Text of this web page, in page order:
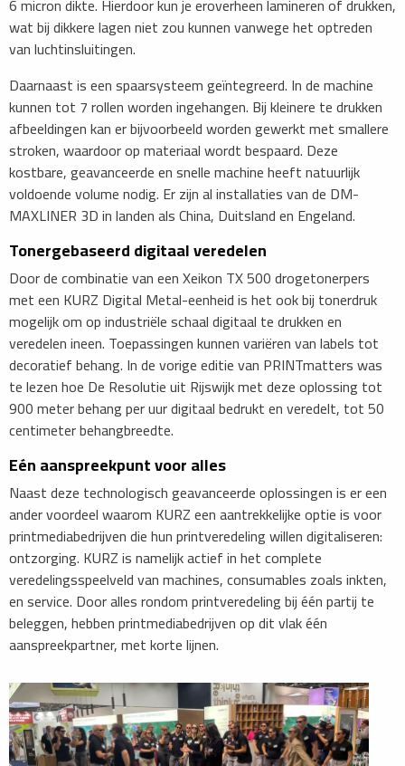
6 micron dikte. Hierdoor kun je eroverheen lamineren of drukken,
wat bij dikkere lagen niet zou kunnen vanwege het optreden
van luchtinsluitingen.
Daarnaast is een spaarsysteem geïntegreerd. In de machine
kunnen tot 7 rollen worden ingehangen. Bij kleinere te drukken
afbeeldingen kan er bijvoorbeeld worden gewerkt met smallere
stroken, waardoor op materiaal wordt bespaard. Deze
kostbare, geavanceerde en snelle machine heeft natuurlijk
voldoende volume nodig. Er zijn al installaties van de DM-
MAXLINER 3D in landen als China, Duitsland en Engeland.
Tonergebaseerd digitaal veredelen
Door de combinatie van een Xeikon TX 500 drogetonerpers
met een KURZ Digital Metal-eenheid is het ook bij tonerdruk
mogelijk om op industriële schaal digitaal te drukken en
veredelen ineen. Toepassingen kunnen variëren van labels tot
decoratief behang. In de vorige editie van PRINTmatterswas
te lezen hoe De Resolutie uit Rijswijk met deze oplossing tot
900 meter behang per uur digitaal bedrukt en veredelt, tot 50
centimeter behangbreedte.
Eén aanspreekpunt voor alles
Naast deze technologisch geavanceerde oplossingen is er een
ander voordeel waarom KURZ een aantrekkelijke optie is voor
printmediabedrijven die hun printveredeling willen digitaliseren:
ontzorging. KURZ is namelijk actief in het complete
veredelingsspeelveld van machines, consumables zoals inkten,
en service. Door alles rondom printveredeling bij één partij te
beleggen, hebben printmediabedrijven op dit vlak één
aanspreekpartner, met korte lijnen.